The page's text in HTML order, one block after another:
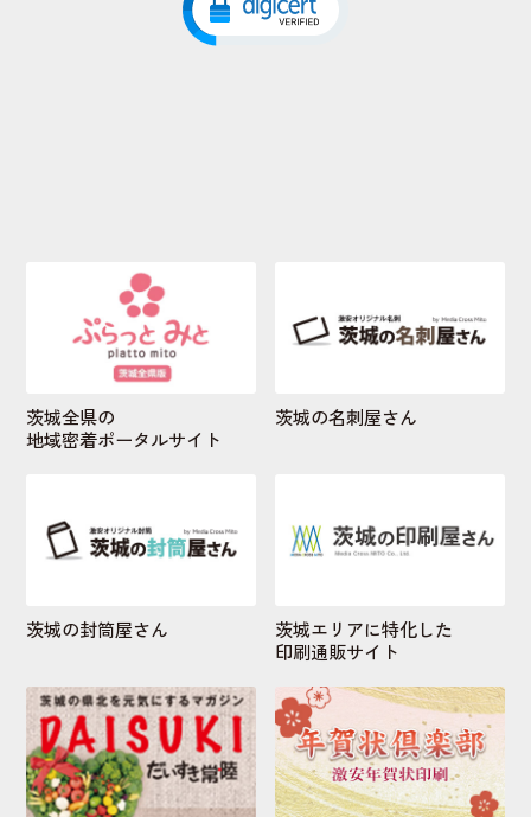
茨城全県の
地域密着ポータルサイト
茨城の名刺屋さん
茨城の封筒屋さん
茨城エリアに特化した
印刷通販サイト